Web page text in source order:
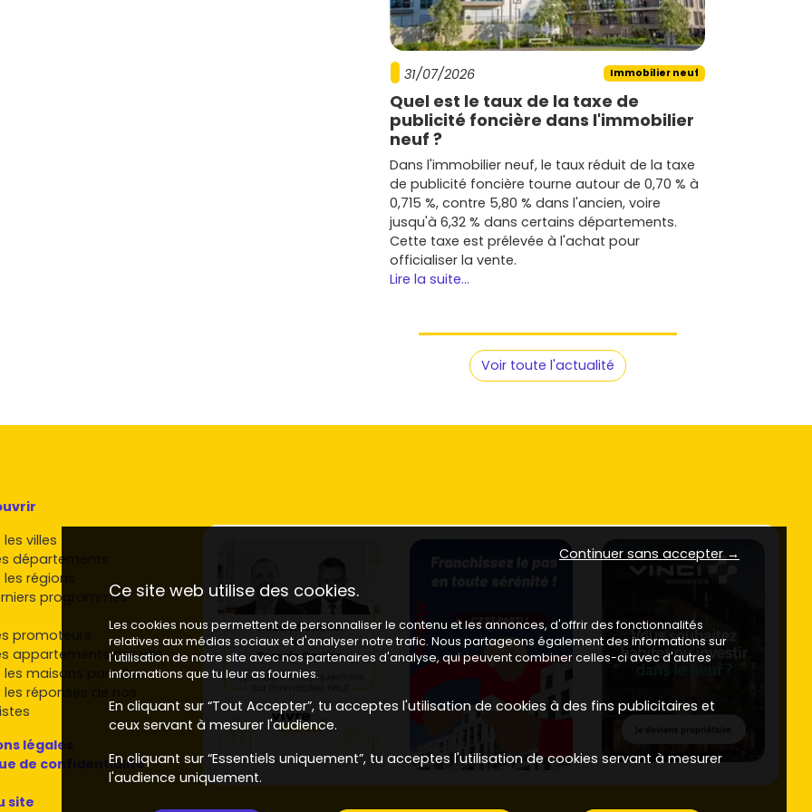
31/07/2026 Immobilier neuf
Quel est le taux de la taxe de
publicité foncière dans l'immobilier
neuf ?
Dans l'immobilier neuf, le taux réduit de la taxe
de publicité foncière tourne autour de 0,70 % à
0,715 %, contre 5,80 % dans l'ancien, voire
jusqu'à 6,32 % dans certains départements.
Cette taxe est prélevée à l'achat pour
officialiser la vente.
Lire la suite...
Voir toute l'actualité
villes
départements
régions
programmes
promoteurs
appartements par ville
les maisons par ville
réponses de nos
légales
de confidentialité
site
Continuer sans accepter →
Ce site web utilise des cookies.
Les cookies nous permettent de personnaliser le contenu et les annonces, d'offrir des fonctionnalités
relatives aux médias sociaux et d'analyser notre trafic. Nous partageons également des informations sur
l'utilisation de notre site avec nos partenaires d'analyse, qui peuvent combiner celles-ci avec d'autres
informations que tu leur as fournies.
En cliquant sur “Tout Accepter”, tu acceptes l'utilisation de cookies à des fins publicitaires et
ceux servant à mesurer l'audience.
En cliquant sur “Essentiels uniquement”, tu acceptes l'utilisation de cookies servant à mesurer
l'audience uniquement.